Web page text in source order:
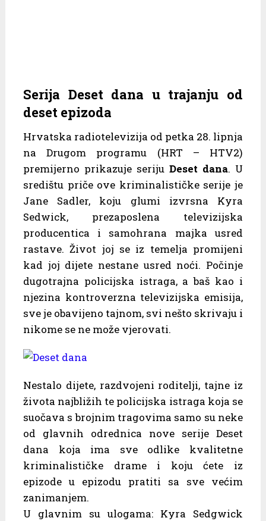
Serija Deset dana u trajanju od
deset epizoda
Hrvatska radiotelevizija od petka 28. lipnja
na Drugom programu (HRT – HTV2)
premijerno prikazuje seriju Deset dana. U
središtu priče ove kriminalističke serije je
Jane Sadler, koju glumi izvrsna Kyra
Sedwick, prezaposlena televizijska
producentica i samohrana majka usred
rastave. Život joj se iz temelja promijeni
kad joj dijete nestane usred noći. Počinje
dugotrajna policijska istraga, a baš kao i
njezina kontroverzna televizijska emisija,
sve je obavijeno tajnom, svi nešto skrivaju i
nikome se ne može vjerovati.
Nestalo dijete, razdvojeni roditelji, tajne iz
života najbližih te policijska istraga koja se
suočava s brojnim tragovima samo su neke
od glavnih odrednica nove serije Deset
dana koja ima sve odlike kvalitetne
kriminalističke drame i koju ćete iz
epizode u epizodu pratiti sa sve većim
zanimanjem.
U glavnim su ulogama: Kyra Sedgwick